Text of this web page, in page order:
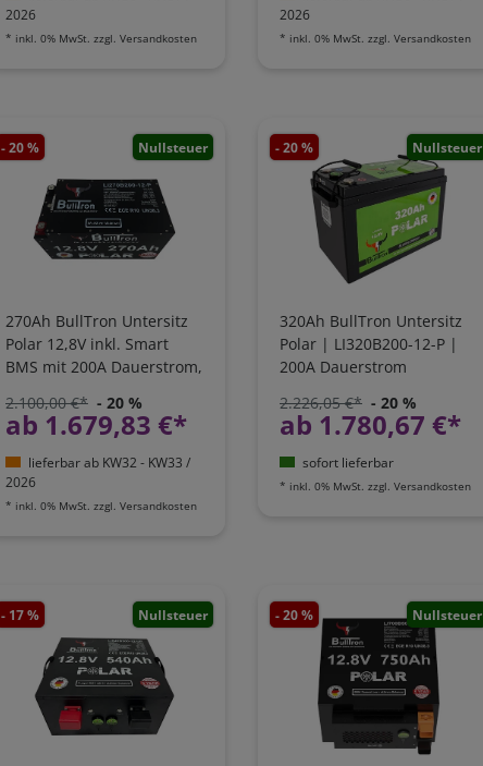
2026
* inkl. 0% MwSt. zzgl. Versandkosten
2026
* inkl. 0% MwSt. zzgl. Versandkosten
- 20 % Nullsteuer
270Ah BullTron Untersitz
Polar 12,8V inkl. Smart
BMS mit 200A Dauerstrom,
LI270B200-12-P
2.100,00 €* - 20 %
ab 1.679,83 €*
lieferbar ab KW32 - KW33 /
2026
* inkl. 0% MwSt. zzgl. Versandkosten
- 20 % Nullsteuer
320Ah BullTron Untersitz
Polar | LI320B200-12-P |
200A Dauerstrom
2.226,05 €* - 20 %
ab 1.780,67 €*
sofort lieferbar
* inkl. 0% MwSt. zzgl. Versandkosten
- 17 % Nullsteuer - 20 % Nullsteuer